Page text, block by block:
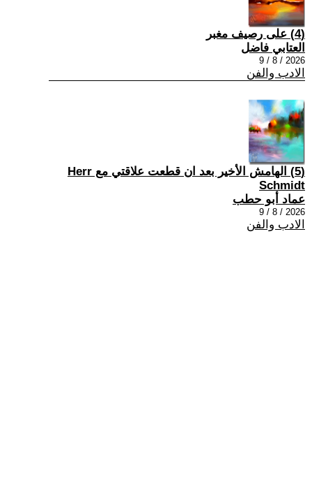
(4) على رصيف مغبر
العتابي فاضل
2026 / 8 / 9
الادب والفن
(5) الهامش الأخير بعد ان قطعت علاقتي مع Herr
Schmidt
عماد أبو حطب
2026 / 8 / 9
الادب والفن